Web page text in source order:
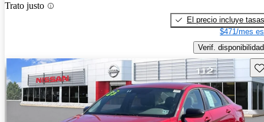
Trato justo
El precio incluye tasas
$471/mes
Verif. disponibilidad